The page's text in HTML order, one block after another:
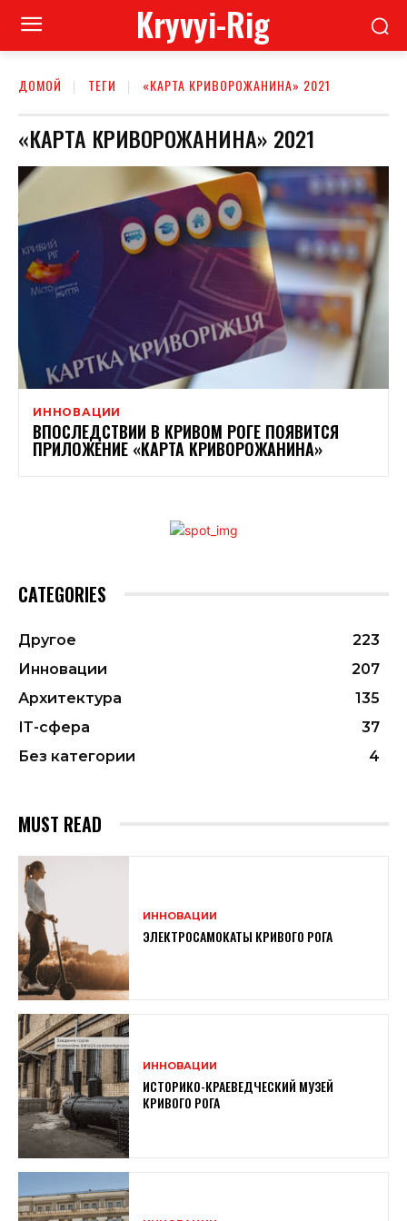
Kryvyi-Rig
ДОМОЙ ТЕГИ «КАРТА КРИВОРОЖАНИНА» 2021
«КАРТА КРИВОРОЖАНИНА» 2021
ИННОВАЦИИ
ВПОСЛЕДСТВИИ В КРИВОМ РОГЕ ПОЯВИТСЯ
ПРИЛОЖЕНИЕ «КАРТА КРИВОРОЖАНИНА»
CATEGORIES
Другое
223
Инновации
207
Архитектура
135
ІТ-сфера
37
Без категории
4
MUST READ
ИННОВАЦИИ
ЭЛЕКТРОСАМОКАТЫ КРИВОГО РОГА
ИННОВАЦИИ
ИСТОРИКО-КРАЕВЕДЧЕСКИЙ МУЗЕЙ
КРИВОГО РОГА